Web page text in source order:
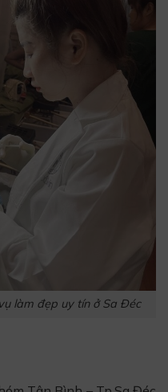
làm đẹp uy tín ở Sa Đéc